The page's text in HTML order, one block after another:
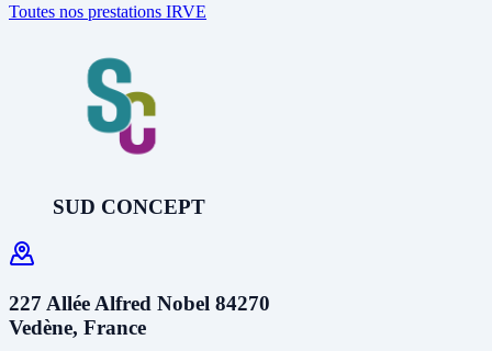
Toutes nos prestations IRVE
SUD CONCEPT
227 Allée Alfred Nobel 84270
Vedène, France